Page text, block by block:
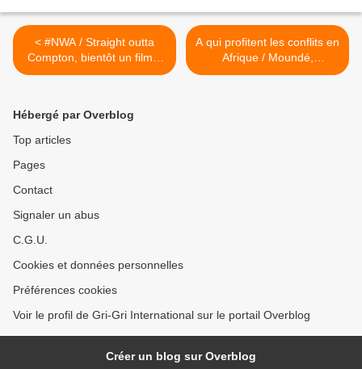
< #NWA / Straight outta
Compton, bientôt un film...
(#BandeAnnonce #DrDre
A qui profitent les conflits en
Afrique / Moundé,
Hodonou, Sy Savané &
Hébergé par Overblog
Top articles
Pages
Contact
Signaler un abus
C.G.U.
Cookies et données personnelles
Préférences cookies
Voir le profil de Gri-Gri International sur le portail Overblog
Créer un blog sur Overblog